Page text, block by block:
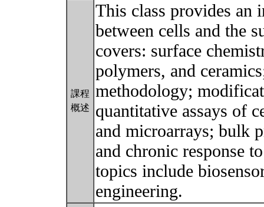
課程
概述
This class provides an
between cells and the
covers: surface
polymers, and
methodology;
quantitative assays of
and microarrays; bulk
and chronic response
topics include
engineering.